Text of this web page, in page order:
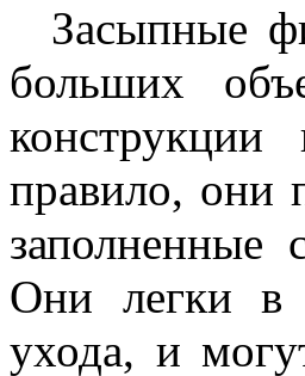
Засыпные
больших
правило, они
заполненные
Они легки в
ухода, и